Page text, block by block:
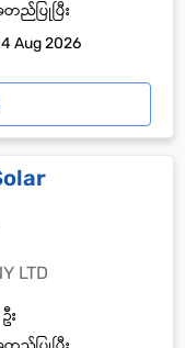
ည်ပြုပြီး
Aug 2026
LTD
း